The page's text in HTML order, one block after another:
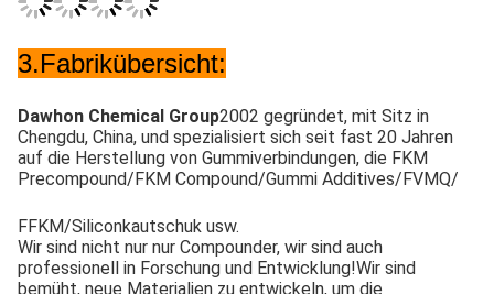
3.Fabrikübersicht:
Dawhon Chemical Group2002 gegründet, mit Sitz in
Chengdu, China, und spezialisiert sich seit fast 20 Jahren
auf die Herstellung von Gummiverbindungen, die FKM
Precompound/FKM Compound/Gummi Additives/FVMQ/
FFKM/Siliconkautschuk usw.
Wir sind nicht nur nur Compounder, wir sind auch
professionell in Forschung und Entwicklung!Wir sind
bemüht, neue Materialien zu entwickeln, um die